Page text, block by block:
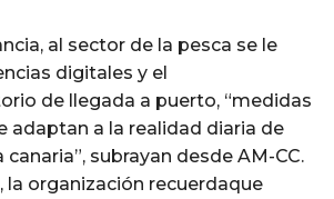
al sector de la pesca se le
digitales y el
de llegada a puerto, “medidas
adaptan a la realidad diaria de
subrayan desde AM-CC.
la organización recuerdaque